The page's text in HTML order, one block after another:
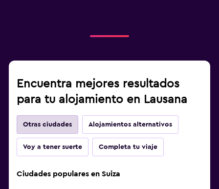
Encuentra mejores resultados
para tu alojamiento en Lausana
Otras ciudades Alojamientos alternativos
Voy a tener suerte Completa tu viaje
Ciudades populares en Suiza